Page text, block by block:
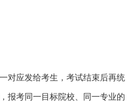
对应发给考生，考试结束后再统
报考同一目标院校、同一专业的